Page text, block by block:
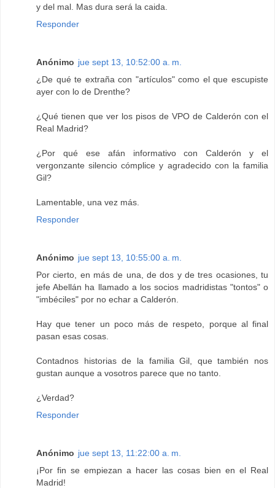
y del mal. Mas dura será la caida.
Responder
Anónimo jue sept 13, 10:52:00 a. m.
¿De qué te extraña con "artículos" como el que escupiste
ayer con lo de Drenthe?
¿Qué tienen que ver los pisos de VPO de Calderón con el
Real Madrid?
¿Por qué ese afán informativo con Calderón y el
vergonzante silencio cómplice y agradecido con la familia
Gil?
Lamentable, una vez más.
Responder
Anónimo jue sept 13, 10:55:00 a. m.
Por cierto, en más de una, de dos y de tres ocasiones, tu
jefe Abellán ha llamado a los socios madridistas "tontos" o
"imbéciles" por no echar a Calderón.
Hay que tener un poco más de respeto, porque al final
pasan esas cosas.
Contadnos historias de la familia Gil, que también nos
gustan aunque a vosotros parece que no tanto.
¿Verdad?
Responder
Anónimo jue sept 13, 11:22:00 a. m.
¡Por fin se empiezan a hacer las cosas bien en el Real
Madrid!